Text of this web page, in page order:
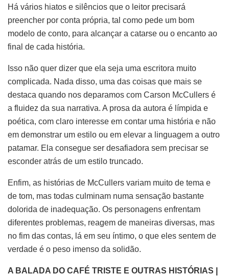
Há vários hiatos e silêncios que o leitor precisará
preencher por conta própria, tal como pede um bom
modelo de conto, para alcançar a catarse ou o encanto ao
final de cada história.
Isso não quer dizer que ela seja uma escritora muito
complicada. Nada disso, uma das coisas que mais se
destaca quando nos deparamos com Carson McCullers é
a fluidez da sua narrativa. A prosa da autora é límpida e
poética, com claro interesse em contar uma história e não
em demonstrar um estilo ou em elevar a linguagem a outro
patamar. Ela consegue ser desafiadora sem precisar se
esconder atrás de um estilo truncado.
Enfim, as histórias de McCullers variam muito de tema e
de tom, mas todas culminam numa sensação bastante
dolorida de inadequação. Os personagens enfrentam
diferentes problemas, reagem de maneiras diversas, mas
no fim das contas, lá em seu íntimo, o que eles sentem de
verdade é o peso imenso da solidão.
A BALADA DO CAFÉ TRISTE E OUTRAS HISTÓRIAS |